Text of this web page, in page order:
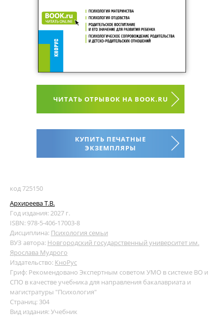
ЧИТАТЬ ОТРЫВОК НА BOOK.RU
КУПИТЬ ПЕЧАТНЫЕ
ЭКЗЕМПЛЯРЫ
код 725150
Архиреева Т.В.
Год издания: 2027 г.
ISBN: 978-5-406-17003-8
Дисциплина: Психология семьи
ВУЗ автора: Новгородский государственный университет им.
Ярослава Мудрого
Издательство: КноРус
Гриф: Рекомендовано Экспертным советом УМО в системе ВО и
СПО в качестве учебника для направления бакалавриата и
магистратуры "Психология"
Страниц: 304
Вид издания: Учебник